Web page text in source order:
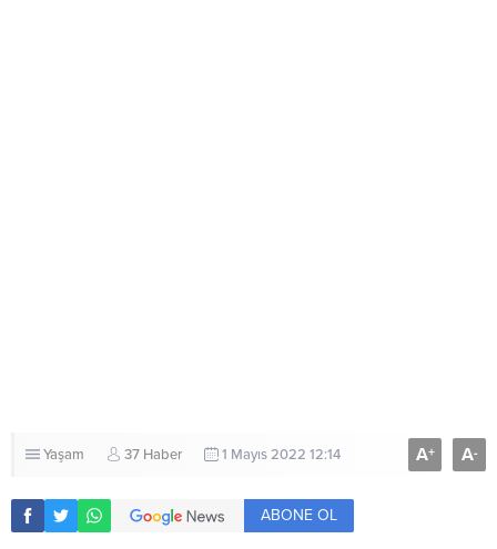
Yaşam 37 Haber 1 Mayıs 2022 12:14 A+ A-
ABONE OL